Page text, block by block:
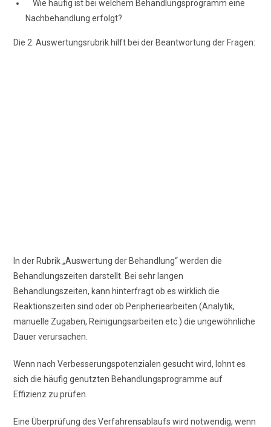
Wie häufig ist bei welchem Behandlungsprogramm eine
Nachbehandlung erfolgt?
Die 2. Auswertungsrubrik hilft bei der Beantwortung der Fragen:
In der Rubrik „Auswertung der Behandlung“ werden die
Behandlungszeiten darstellt. Bei sehr langen
Behandlungszeiten, kann hinterfragt ob es wirklich die
Reaktionszeiten sind oder ob Peripheriearbeiten (Analytik,
manuelle Zugaben, Reinigungsarbeiten etc.) die ungewöhnliche
Dauer verursachen.
Wenn nach Verbesserungspotenzialen gesucht wird, lohnt es
sich die häufig genutzten Behandlungsprogramme auf
Effizienz zu prüfen.
Eine Überprüfung des Verfahrensablaufs wird notwendig, wenn